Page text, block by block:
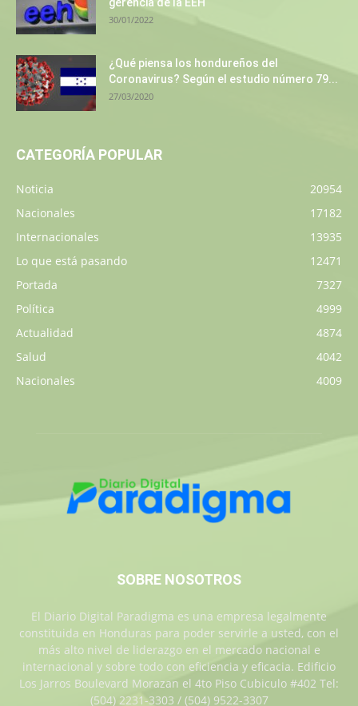
30/01/2022
¿Qué piensa los hondureños del
Coronavirus? Según el estudio número 79...
27/03/2020
CATEGORÍA POPULAR
Noticia
20954
Nacionales
17182
Internacionales
13935
Lo que está pasando
12471
Portada
7327
Política
4999
Actualidad
4874
Salud
4042
Nacionales
4009
SOBRE NOSOTROS
El Diario Digital Paradigma es una empresa legalmente
constituida en Honduras para poder servirle a usted, con el
más alto nivel de liderazgo en el mercado nacional e
internacional y sobre todo con eficiencia y eficacia. Edificio
Los Jarros Boulevard Morazan el 4to Piso Cubiculo #402 Tel:
(504) 2231-3303 / (504) 9522-3307